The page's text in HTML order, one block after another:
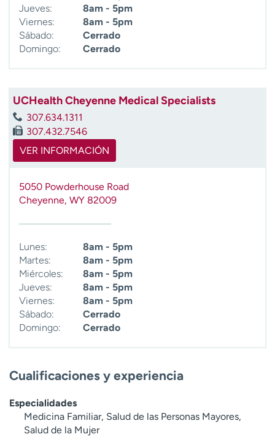
Jueves:
8am - 5pm
Viernes:
8am - 5pm
Sábado:
Cerrado
Domingo:
Cerrado
UCHealth Cheyenne Medical Specialists
307.634.1311
307.432.7546
VER INFORMACIÓN
5050 Powderhouse Road
Cheyenne, WY 82009
Lunes:
8am - 5pm
Martes:
8am - 5pm
Miércoles:
8am - 5pm
Jueves:
8am - 5pm
Viernes:
8am - 5pm
Sábado:
Cerrado
Domingo:
Cerrado
Cualificaciones y experiencia
Especialidades
Medicina Familiar, Salud de las Personas Mayores,
Salud de la Mujer